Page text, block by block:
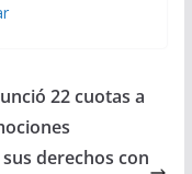
22 cuotas a
derechos con